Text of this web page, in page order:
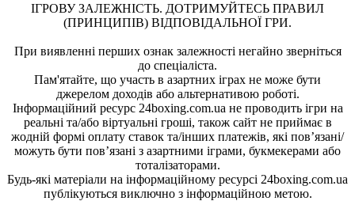
ІГРОВУ ЗАЛЕЖНІСТЬ. ДОТРИМУЙТЕСЬ ПРАВИЛ
(ПРИНЦИПІВ) ВІДПОВІДАЛЬНОЇ ГРИ.
При виявленні перших ознак залежності негайно зверніться
до спеціаліста.
Пам'ятайте, що участь в азартних іграх не може бути
джерелом доходів або альтернативою роботі.
Інформаційний ресурс 24boxing.com.ua не проводить ігри на
реальні та/або віртуальні гроші, також сайт не приймає в
жодній формі оплату ставок та/інших платежів, які пов’язані/
можуть бути пов’язані з азартними іграми, букмекерами або
тоталізаторами.
Будь-які матеріали на інформаційному ресурсі 24boxing.com.ua
публікуються виключно з інформаційною метою.